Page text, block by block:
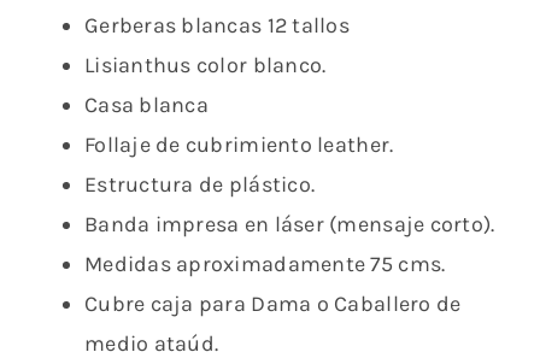
Gerberas blancas 12 tallos
Lisianthus color blanco.
Casa blanca
Follaje de cubrimiento leather.
Estructura de plástico.
Banda impresa en láser (mensaje corto).
Medidas aproximadamente 75 cms.
Cubre caja para Dama o Caballero de
medio ataúd.